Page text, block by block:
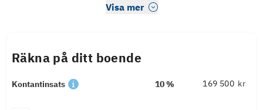
Visa mer
Räkna på ditt boende
Kontantinsats 10 % kr